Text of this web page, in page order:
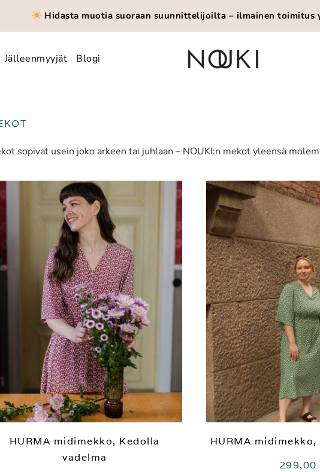
Hidasta muotia suoraan suunnittelijoilta – ilmainen
Jälleenmyyjät Blogi
sopivat usein joko arkeen tai juhlaan – NOUKI:n mekot yleensä
HURMA midimekko, Kedolla
vadelma
HURMA
299,00